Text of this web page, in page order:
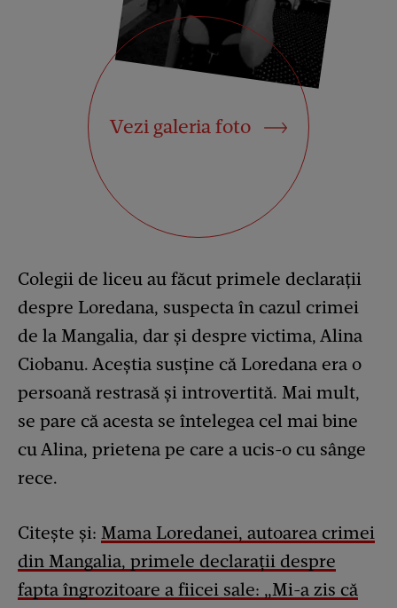
Vezi galeria foto
Colegii de liceu au făcut primele declarații
despre Loredana, suspecta în cazul crimei
de la Mangalia, dar și despre victima, Alina
Ciobanu. Aceștia susține că Loredana era o
persoană restrasă și introvertită. Mai mult,
se pare că acesta se întelegea cel mai bine
cu Alina, prietena pe care a ucis-o cu sânge
rece.
Citește și: Mama Loredanei, autoarea crimei
din Mangalia, primele declarații despre
fapta îngrozitoare a fiicei sale: „Mi-a zis că